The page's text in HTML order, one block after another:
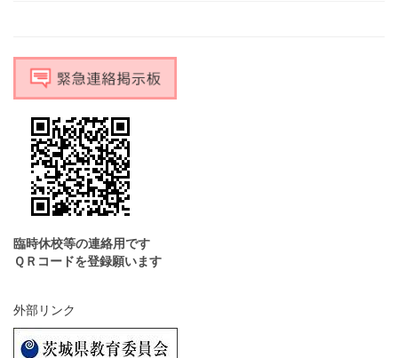
臨時休校等の連絡用です
ＱＲコードを登録願います
外部リンク